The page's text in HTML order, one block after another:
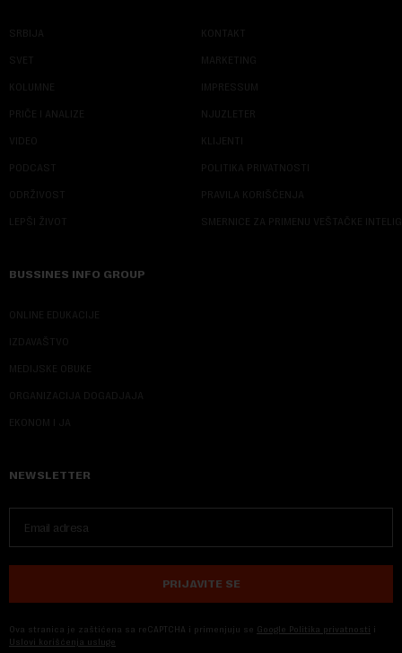
SRBIJA
SVET
KOLUMNE
PRIČE I ANALIZE
VIDEO
PODCAST
ODRŽIVOST
LEPŠI ŽIVOT
KONTAKT
MARKETING
IMPRESSUM
NJUZLETER
KLIJENTI
POLITIKA PRIVATNOSTI
PRAVILA KORIŠĆENJA
SMERNICE ZA PRIMENU VEŠTAČKE
BUSSINES INFO GROUP
ONLINE EDUKACIJE
IZDAVAŠTVO
MEDIJSKE OBUKE
ORGANIZACIJA DOGADJAJA
EKONOM I JA
NEWSLETTER
PRIJAVITE SE
Ova stranica je zaštićena sa reCAPTCHA i primenjuju se Google Politika privatnosti i
Uslovi korišćenja usluge